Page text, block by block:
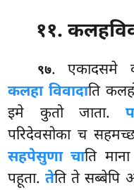
११.
९७. एकादसमे
कलहा विवादाति
इमे कुतो जाता.
परिदेवसोका च
सहपेसुणा चाति
पहूता.तेति ते सब्बेपि